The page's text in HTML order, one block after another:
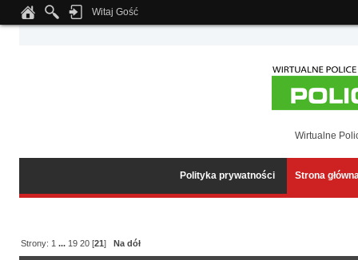
Notice: Undefined index: tapatalk_body_hook in
Witaj Gość
Wirtualne
Polityka prywatności Strona
Strony: 1 ... 19 20 [21]Na dół